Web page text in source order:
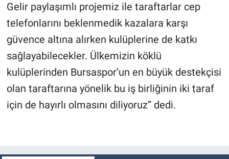
Gelir paylaşımlı projemiz ile taraftarlar cep
telefonlarını beklenmedik kazalara karşı
güvence altına alırken kulüplerine de katkı
sağlayabilecekler. Ülkemizin köklü
kulüplerinden Bursaspor’un en büyük destekçisi
olan taraftarına yönelik bu iş birliğinin iki taraf
için de hayırlı olmasını diliyoruz” dedi.